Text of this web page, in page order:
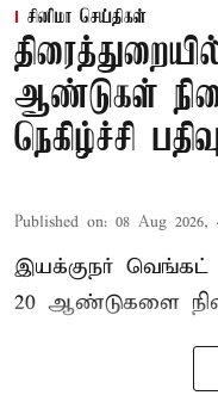
சினிமா செய்திகள்
ஆண்டுகள்
நெகிழ்ச்சி
Published on: 08 Aug 2026,
இயக்குநர் வெங்கட்
20 ஆண்டுகளை